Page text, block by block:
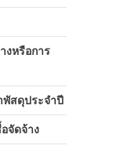
งหรือการ
พัสดุประจำปี
จัดจ้าง